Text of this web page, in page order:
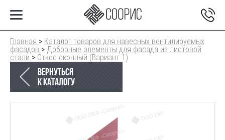
Главная > Каталог товаров для навесных вентилируемых
фасадов > Доборные элементы для фасада из листовой
стали > Откос оконный (Вариант 1)
Вернуться
к каталогу